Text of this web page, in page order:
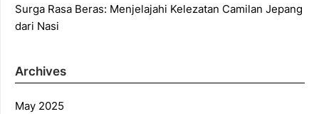
Surga Rasa Beras: Menjelajahi Kelezatan Camilan Jepang
dari Nasi
Archives
May 2025